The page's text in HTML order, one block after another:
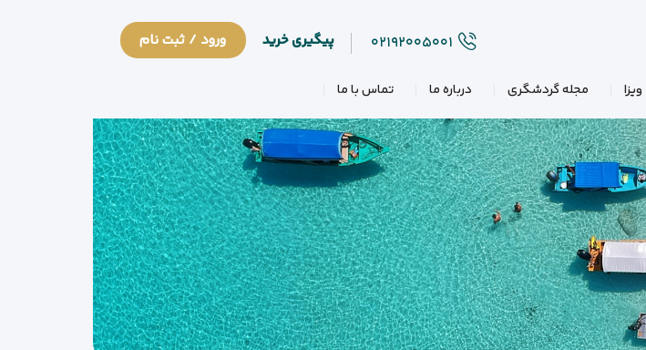
۰۲۱۹۲۰۰۵۰۰۱ پیگیری خرید ورود / ثبت نام
ویزا مجله گردشگری درباره ما تماس با ما